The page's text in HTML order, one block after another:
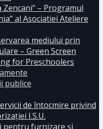
– Programul
al Asociatiei Ateliere
mediului prin
– Green Screen
for Preschoolers
publice
de întocmire privind
I.S.U.
pentru furnizare și